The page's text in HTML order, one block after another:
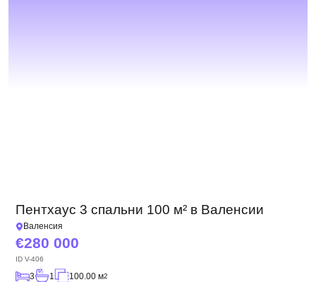
Пентхаус 3 спальни 100 м² в Валенсии
Валенсия
280 000
ID V-406
3 1 100.00 м2